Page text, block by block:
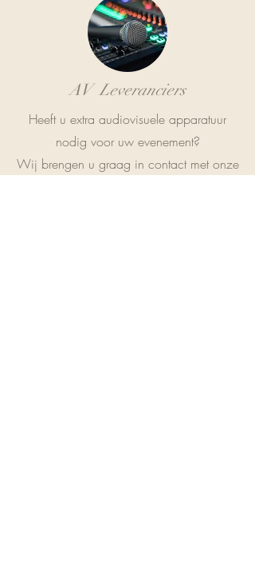
AV Leveranciers
Heeft u extra audiovisuele apparatuur
nodig voor uw evenement?
Wij brengen u graag in contact met onze